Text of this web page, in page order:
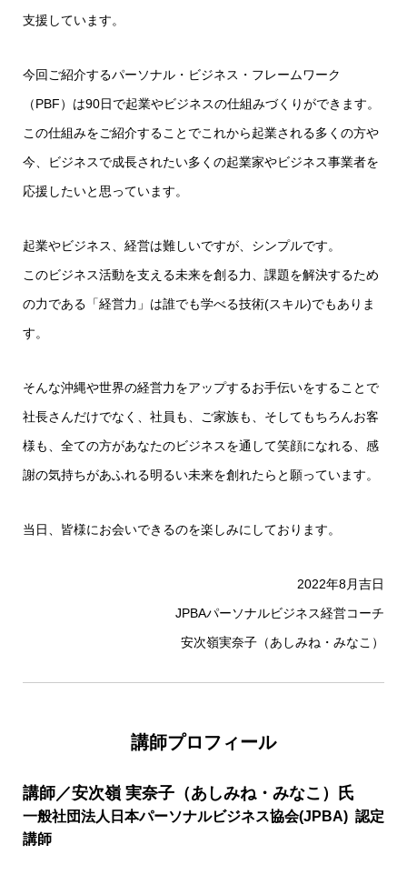
支援しています。
今回ご紹介するパーソナル・ビジネス・フレームワーク
（PBF）は90日で起業やビジネスの仕組みづくりができます。
この仕組みをご紹介することでこれから起業される多くの方や
今、ビジネスで成長されたい多くの起業家やビジネス事業者を
応援したいと思っています。
起業やビジネス、経営は難しいですが、シンプルです。
このビジネス活動を支える未来を創る力、課題を解決するため
の力である「経営力」は誰でも学べる技術(スキル)でもありま
す。
そんな沖縄や世界の経営力をアップするお手伝いをすることで
社長さんだけでなく、社員も、ご家族も、そしてもちろんお客
様も、全ての方があなたのビジネスを通して笑顔になれる、感
謝の気持ちがあふれる明るい未来を創れたらと願っています。
当日、皆様にお会いできるのを楽しみにしております。
2022年8月吉日
JPBAパーソナルビジネス経営コーチ
安次嶺実奈子（あしみね・みなこ）
講師プロフィール
講師／安次嶺 実奈子（あしみね・みなこ）氏
一般社団法人日本パーソナルビジネス協会(JPBA) 認定
講師